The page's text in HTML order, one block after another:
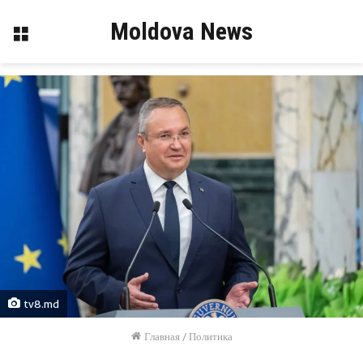
Меню Moldova News
tv8.md
Главная / Политика